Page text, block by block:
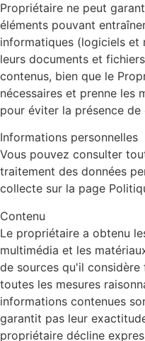
Propriétaire ne peut
éléments pouvant
informatiques (logiciels et
leurs documents et
contenus, bien que le
nécessaires et prenne les
pour éviter la présence de
Informations personnelles
Vous pouvez consulter
traitement des données
collecte sur la page
Contenu
Le propriétaire a obtenu
multimédia et les
de sources qu'il
toutes les mesures
informations contenues
garantit pas leur
propriétaire décline